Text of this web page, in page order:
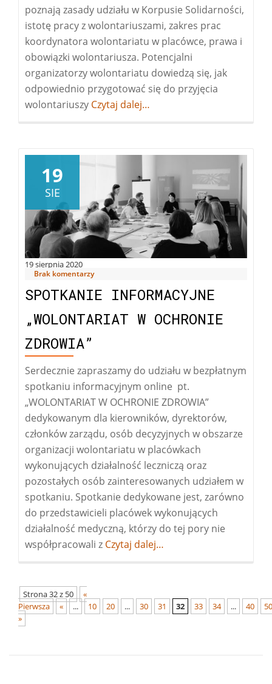
poznają zasady udziału w Korpusie Solidarności,
istotę pracy z wolontariuszami, zakres prac
koordynatora wolontariatu w placówce, prawa i
obowiązki wolontariusza. Potencjalni
organizatorzy wolontariatu dowiedzą się, jak
odpowiednio przygotować się do przyjęcia
wolontariuszy Więcej
LIDERÓW
KIEROWNIKÓW
Czytaj dalej…
19 sierpnia 2020
19
SIE
Brak komentarzy
SPOTKANIE INFORMACYJNE
„WOLONTARIAT W OCHRONIE
ZDROWIA”
Serdecznie zapraszamy do udziału w bezpłatnym
spotkaniu informacyjnym online pt.
„WOLONTARIAT W OCHRONIE ZDROWIA”
dedykowanym dla kierowników, dyrektorów,
członków zarządu, osób decyzyjnych w obszarze
organizacji wolontariatu w placówkach
wykonujących działalność leczniczą oraz
pozostałych osób zainteresowanych udziałem w
spotkaniu. Spotkanie dedykowane jest, zarówno
do przedstawicieli placówek wykonujących
działalność medyczną, którzy do tej pory nie
współpracowali z Więcej
W
Czytaj dalej…
Strona 32 z 50
«
Pierwsza
« ... 10 20 ... 30 31 32 33 34 ... 40
50
»